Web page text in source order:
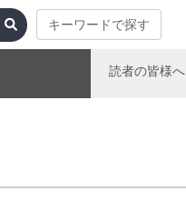
キーワードで探す
読者の皆様へ